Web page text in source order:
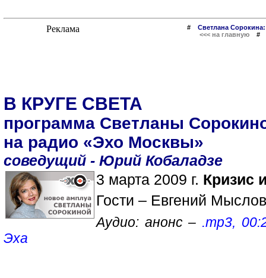
# Светлана
<<< на главную
В КРУГЕ СВЕТА
программа Светланы
на радио «Эхо Москвы»
соведущий - Юрий Кобаладзе
3 марта 2009 г. Кризис
Гости – Евгений
Аудио: анонс – .mp3,
Эха